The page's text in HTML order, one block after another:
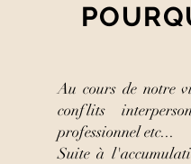
Au cours de notre
conflits
professionnel etc...
Suite à